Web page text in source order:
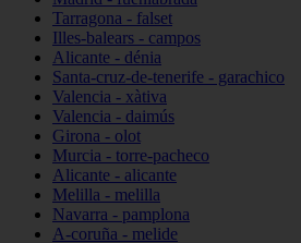
Tarragona - falset
Illes-balears - campos
Alicante - dénia
Santa-cruz-de-tenerife - garachico
Valencia - xàtiva
Valencia - daimús
Girona - olot
Murcia - torre-pacheco
Alicante - alicante
Melilla - melilla
Navarra - pamplona
A-coruña - melide